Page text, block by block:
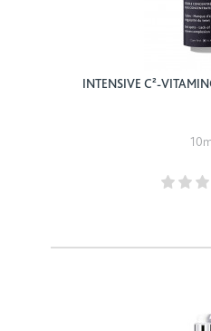
INTENSIVE C²-